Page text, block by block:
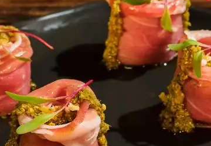
Frios e Embutidos
Peixes e Frutos do Mar
100% Vegetal
Doces, Bolos e Sobremesas
Pães e Massas
Bebidas